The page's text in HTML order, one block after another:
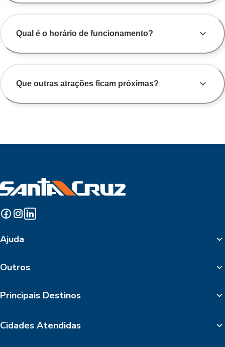
Qual é o horário de funcionamento?
Que outras atrações ficam próximas?
Ajuda
Outros
Principais Destinos
Cidades Atendidas